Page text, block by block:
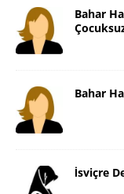
Bahar
Bahar
İsviçre